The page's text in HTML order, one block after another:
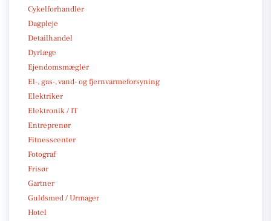
Cykelforhandler
Dagpleje
Detailhandel
Dyrlæge
Ejendomsmægler
El-, gas-, vand- og fjernvarmeforsyning
Elektriker
Elektronik / IT
Entreprenør
Fitnesscenter
Fotograf
Frisør
Gartner
Guldsmed / Urmager
Hotel